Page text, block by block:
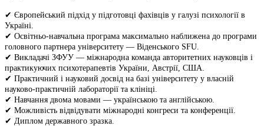
✔ Європейський підхід у підготовці фахівців у галузі психології в
Україні.
✔ Освітньо-навчальна програма максимально наближена до програми
головного партнера університету — Віденського SFU.
✔ Викладачі ЗФУУ — міжнародна команда авторитетних науковців і
практикуючих психотерапевтів України, Австрії, США.
✔ Практичний і науковий досвід на базі університету у власній
науково-практичній лабораторії та клініці.
✔ Навчання двома мовами — українською та англійською.
✔ Можливість відвідувати міжнародні конгреси та конференції.
✔ Диплом державного зразка.